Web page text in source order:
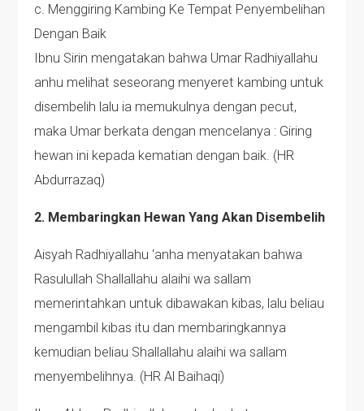
c. Menggiring Kambing Ke Tempat Penyembelihan
Dengan Baik
Ibnu Sirin mengatakan bahwa Umar Radhiyallahu
anhu melihat seseorang menyeret kambing untuk
disembelih lalu ia memukulnya dengan pecut,
maka Umar berkata dengan mencelanya : Giring
hewan ini kepada kematian dengan baik. (HR
Abdurrazaq)
2. Membaringkan Hewan Yang Akan Disembelih
Aisyah Radhiyallahu ‘anha menyatakan bahwa
Rasulullah Shallallahu alaihi wa sallam
memerintahkan untuk dibawakan kibas, lalu beliau
mengambil kibas itu dan membaringkannya
kemudian beliau Shallallahu alaihi wa sallam
menyembelihnya. (HR Al Baihaqi)